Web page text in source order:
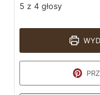
5 z 4 głosy